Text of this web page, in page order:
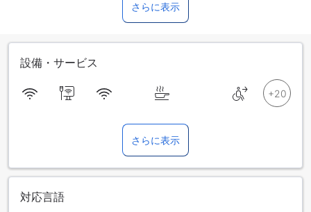
さらに表示
設備・サービス
さらに表示
対応言語